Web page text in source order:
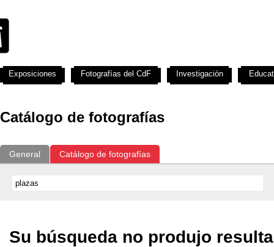
Catálogo de fotografías
General Catálogo de fotografías
Su búsqueda no produjo
Exposiciones Fotografías del CdF Investigación